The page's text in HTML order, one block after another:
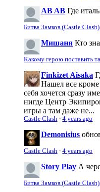
AB AB Где
Битва Замков (Castle
Мишаня Кто
Какому герою поставить
Finkizet Aisaka
Нашел все
себя хочется сразу
нигде Центр
игры а там даже не...
Castle Clash · 4 years ago
Demonisius
Castle Clash · 4 years ago
Story Play А
Битва Замков (Castle